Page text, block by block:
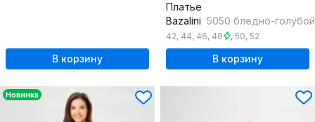
В корзину
Платье
Bazalini 5050 бледно-голубой
42, 44, 46, 48 , 50, 52
В корзину
Новинка